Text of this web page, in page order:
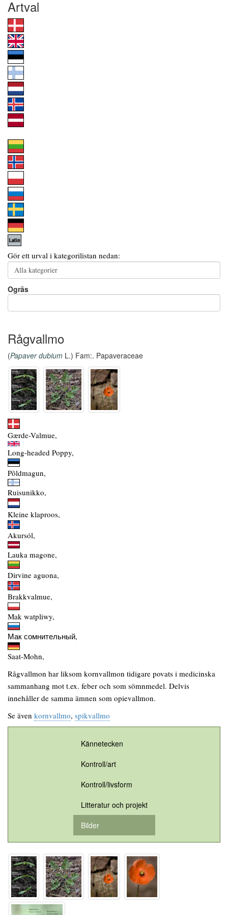
Artval
Gör ett urval i kategorilistan nedan:
Ogräs
Rågvallmo
(Papaver dubium L.) Fam:. Papaveraceae
Gærde-Valmue,
Long-headed Poppy,
Põldmagun,
Ruisunikko,
Kleine klaproos,
Akursól,
Lauka magone,
Dirvine aguona,
Brakkvalmue,
Mak watpliwy,
Мак сомнительный,
Saat-Mohn,
Rågvallmon har liksom kornvallmon tidigare povats i medicinska
sammanhang mot t.ex. feber och som sömnmedel. Delvis
innehåller de samma ämnen som opievallmon.
Se även kornvallmo, spikvallmo
Kännetecken
Kontroll/art
Kontroll/livsform
Litteratur och projekt
Bilder